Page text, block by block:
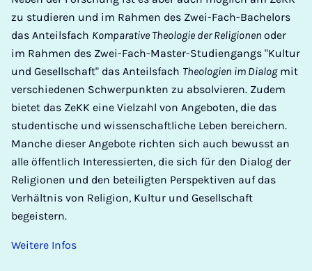
zu studieren und im Rahmen des Zwei-Fach-Bachelors
das Anteilsfach Komparative Theologie der Religionen oder
im Rahmen des Zwei-Fach-Master-Studiengangs "Kultur
und Gesellschaft" das Anteilsfach Theologien im Dialogmit
verschiedenen Schwerpunkten zu absolvieren. Zudem
bietet das ZeKK eine Vielzahl von Angeboten, die das
studentische und wissenschaftliche Leben bereichern.
Manche dieser Angebote richten sich auch bewusst an
alle öffentlich Interessierten, die sich für den Dialog der
Religionen und den beteiligten Perspektiven auf das
Verhältnis von Religion, Kultur und Gesellschaft
begeistern.
Weitere Infos